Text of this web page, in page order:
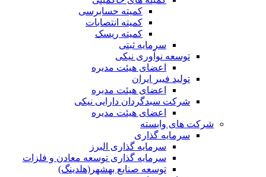
کمیته حسابرسی
کمیته انتصابات
کمیته ریسک
سرمایه ثبتی
توسعه نوآوری نیکی
اعضای هیئت مدیره
تولید فیبر ایران
اعضای هیئت مدیره
شرکت سبدگردان دارایی نیکی
اعضای هیئت مدیره
شرکت های وابسته
سرمایه گذاری
سرمایه گذاری البرز
سرمایه گذاری توسعه معادن و فلزات
توسعه‌ صنایع‌ بهشهر(هلدینگ)